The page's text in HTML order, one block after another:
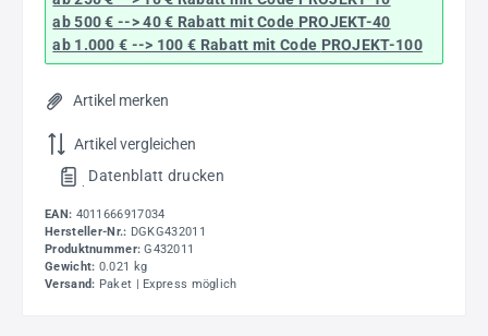
ab 500 € --> 40 € Rabatt mit Code PROJEKT-40
ab 1.000 € --> 100 € Rabatt mit Code PROJEKT-100
Artikel merken
Artikel vergleichen
. Datenblatt drucken
EAN: 4011666917034
Hersteller-Nr.: DGKG432011
Produktnummer: G432011
Gewicht: 0.021 kg
Versand: Paket | Express möglich